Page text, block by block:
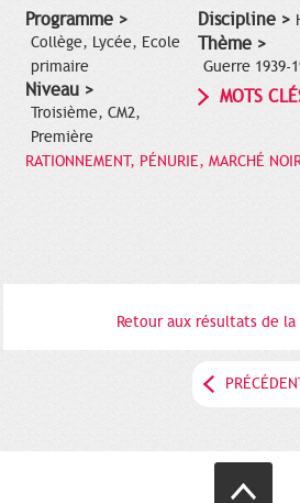
Programme >
Collège, Lycée, Ecole
primaire
Niveau >
Troisième, CM2,
Première
Discipline >
Thème >
Guerre 1939-
MOTS
RATIONNEMENT, PÉNURIE, MARCHÉ
Retour aux résultats de